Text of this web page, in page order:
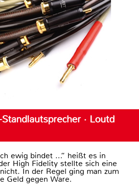
· Loutd
ewig bindet ...“ heißt es in
High Fidelity stellte sich eine
In der Regel ging man zum
Geld gegen Ware.